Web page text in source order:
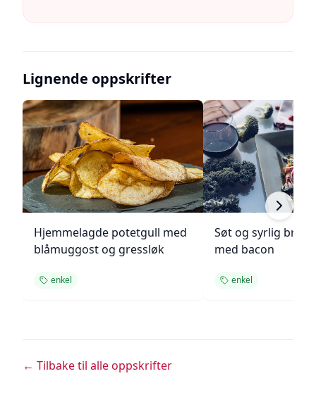
Lignende oppskrifter
Hjemmelagde potetgull med
blåmuggost og gressløk
enkel
Søt og syrlig
med bacon
enkel
← Tilbake til alle oppskrifter